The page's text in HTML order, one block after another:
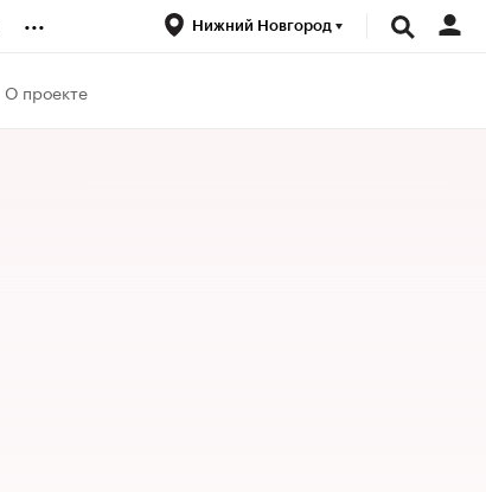
... Нижний Новгород
О проекте